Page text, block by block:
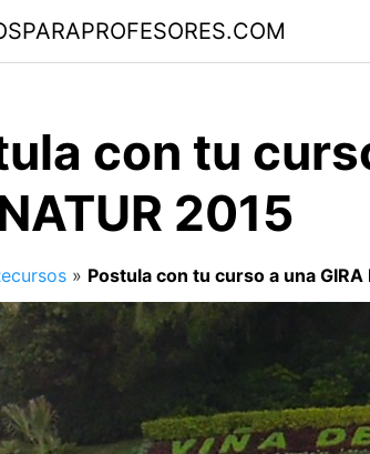
con tu
2015
» Postula con tu curso a una GIRA